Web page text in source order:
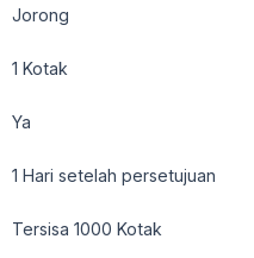
Jorong
1 Kotak
Ya
1 Hari setelah persetujuan
Tersisa 1000 Kotak